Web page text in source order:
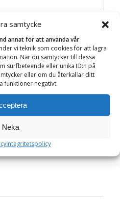
samtycke
annat för att använda vår
vi teknik som cookies för att lagra
När du samtycker till dessa
surfbeteende eller unika ID:n på
eller om du återkallar ditt
funktioner negativt.
Neka
Integritetspolicy